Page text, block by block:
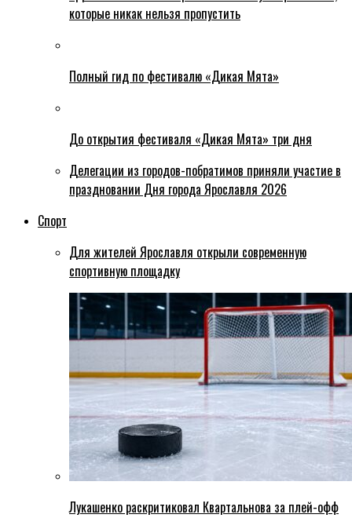
которые никак нельзя пропустить
Полный гид по фестивалю «Дикая Мята»
До открытия фестиваля «Дикая Мята» три дня
Делегации из городов-побратимов приняли участие в
праздновании Дня города Ярославля 2026
Спорт
Для жителей Ярославля открыли современную
спортивную площадку
Лукашенко раскритиковал Квартальнова за плей-офф